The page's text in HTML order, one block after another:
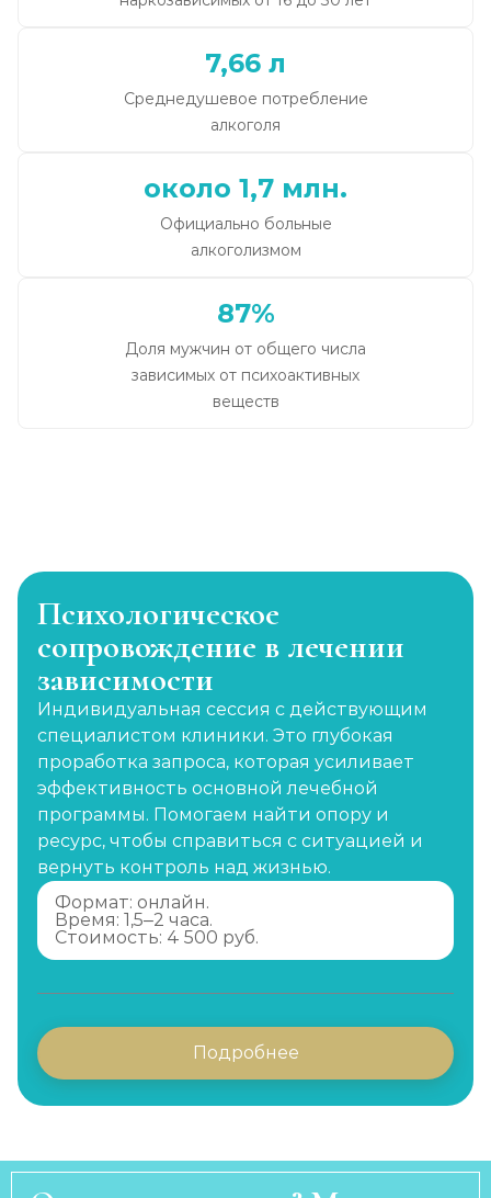
7,66 л
Среднедушевое потребление
алкоголя
около 1,7 млн.
Официально больные
алкоголизмом
87%
Доля мужчин от общего числа
зависимых от психоактивных
веществ
Психологическое
сопровождение в лечении
зависимости
Индивидуальная сессия с действующим
специалистом клиники. Это глубокая
проработка запроса, которая усиливает
эффективность основной лечебной
программы. Помогаем найти опору и
ресурс, чтобы справиться с ситуацией и
вернуть контроль над жизнью.
Формат: онлайн.
Время: 1,5–2 часа.
Стоимость: 4 500 руб.
Подробнее